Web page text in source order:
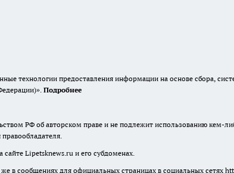
технологии предоставления информации на основе сбора,
Подробнее
РФ об авторском праве и не подлежит использованию кем-
Lipetsknews.ru и его субдоменах.
в сообщениях для официальных страницах в социальных сетях